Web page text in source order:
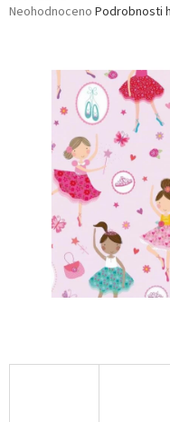
Průměrné
hvězdiček.
Neohodnoceno Podrobnosti